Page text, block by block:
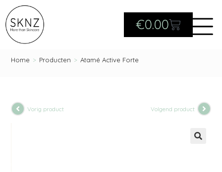
€0.00
Home > Producten > Atamé Active Forte
Vorig product Volgend product